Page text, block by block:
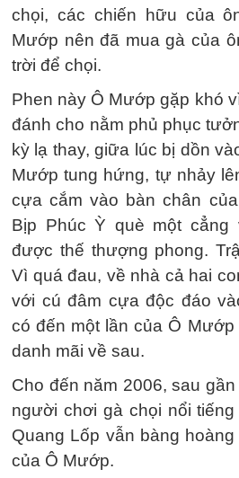
chọi, các chiến hữu của
Mướp nên đã mua gà của
trời để chọi.
Phen này Ô Mướp gặp khó
đánh cho nằm phủ phục
kỳ lạ thay, giữa lúc bị dồn
Mướp tung hứng, tự nhảy
cựa cắm vào bàn chân
Bịp Phúc Ỳ què một
được thế thượng phong.
Vì quá đau, về nhà cả hai
với cú đâm cựa độc đáo
có đến một lần của Ô
danh mãi về sau.
Cho đến năm 2006, sau
người chơi gà chọi nổi
Quang Lốp vẫn bàng
của Ô Mướp.